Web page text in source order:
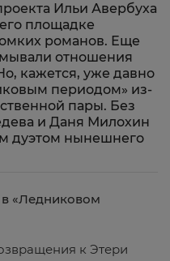
Ильи Авербуха
площадке
романов. Еще
отношения
кажется, уже давно
периодом» из-
пары. Без
и Даня Милохин
дуэтом нынешнего
«Ледниковом
к Этери